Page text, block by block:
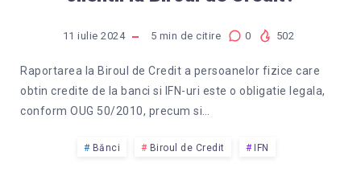
11 iulie 2024 5 min de citire 0 502
Raportarea la Biroul de Credit a persoanelor fizice care
obtin credite de la banci si IFN-uri este o obligatie legala,
conform OUG 50/2010, precum si…
Bănci Biroul de Credit IFN